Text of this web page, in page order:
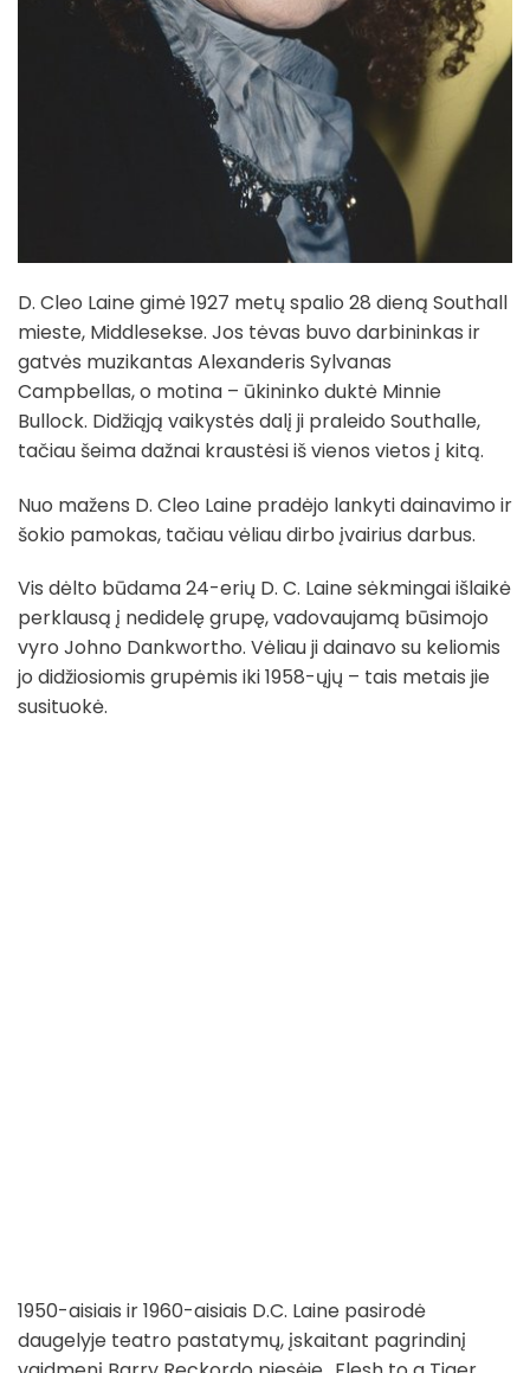
D. Cleo Laine gimė 1927 metų spalio 28 dieną Southall
mieste, Middlesekse. Jos tėvas buvo darbininkas ir
gatvės muzikantas Alexanderis Sylvanas
Campbellas, o motina – ūkininko duktė Minnie
Bullock. Didžiąją vaikystės dalį ji praleido Southalle,
tačiau šeima dažnai kraustėsi iš vienos vietos į kitą.
Nuo mažens D. Cleo Laine pradėjo lankyti dainavimo ir
šokio pamokas, tačiau vėliau dirbo įvairius darbus.
Vis dėlto būdama 24-erių D. C. Laine sėkmingai išlaikė
perklausą į nedidelę grupę, vadovaujamą būsimojo
vyro Johno Dankwortho. Vėliau ji dainavo su keliomis
jo didžiosiomis grupėmis iki 1958-ųjų – tais metais jie
susituokė.
1950-aisiais ir 1960-aisiais D.C. Laine pasirodė
daugelyje teatro pastatymų, įskaitant pagrindinį